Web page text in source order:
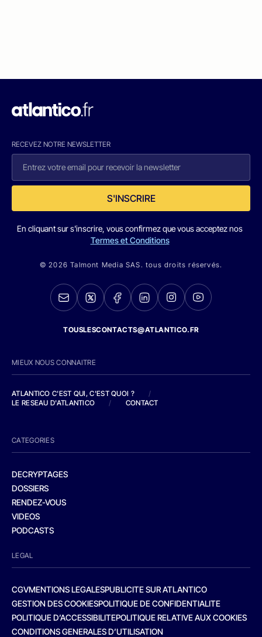
RECEVEZ NOTRE NEWSLETTER
S'INSCRIRE
En cliquant sur s'inscrire, vous confirmez que vous acceptez nos
Termes et Conditions
© 2026 Talmont Media SAS. tous droits réservés.
TOUSLESCONTACTS@ATLANTICO.FR
MIEUX NOUS CONNAITRE
ATLANTICO C'EST QUI, C'EST QUOI ?
/
LE RESEAU D'ATLANTICO
/ CONTACT
CATEGORIES
DECRYPTAGES
DOSSIERS
RENDEZ-VOUS
VIDEOS
PODCASTS
LEGAL
CGVMENTIONS LEGALESPUBLICITE SUR ATLANTICO
GESTION DES COOKIESPOLITIQUE DE CONFIDENTIALITE
POLITIQUE D’ACCESSIBILITEPOLITIQUE RELATIVE AUX COOKIES
CONDITIONS GENERALES D’UTILISATION